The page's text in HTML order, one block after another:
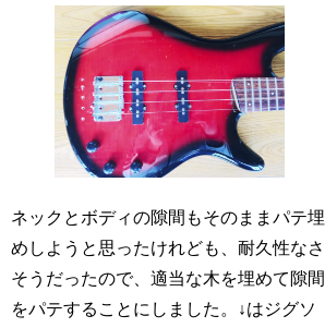
ネックとボディの隙間もそのままパテ埋
めしようと思ったけれども、耐久性なさ
そうだったので、適当な木を埋めて隙間
をパテすることにしました。↓はジグソ